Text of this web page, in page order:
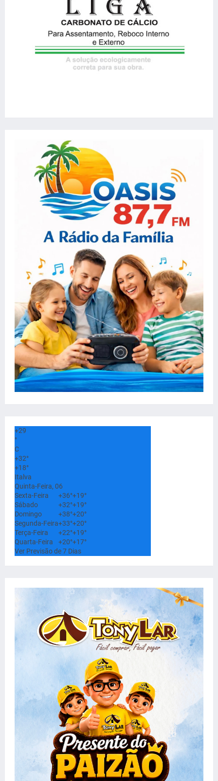
+29
°
C
+32°
+18°
Italva
Quinta-Feira, 06
Sexta-Feira
+36°+19°
Sábado
+32°+19°
Domingo
+38°+20°
Segunda-Feira+33°+20°
Terça-Feira
+22°+19°
Quarta-Feira
+20°+17°
Ver Previsão de 7 Dias